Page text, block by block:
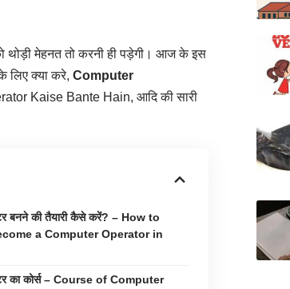
थोड़ी मेहनत तो करनी ही पड़ेगी। आज के इस
लिए क्या करे, Computer
Kaise Bante Hain, आदि की सारी
बनने की तैयारी कैसे करें? – How to
a Computer Operator in
का कोर्स – Course of Computer